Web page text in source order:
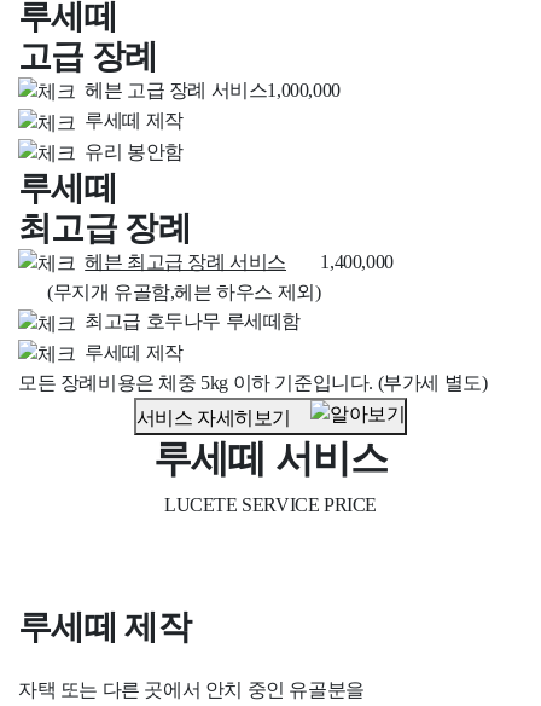
루세떼
고급 장례
헤븐 고급 장례 서비스
루세떼 제작
유리 봉안함
1,000,000
루세떼
최고급 장례
헤븐 최고급 장례 서비스
(무지개 유골함,헤븐 하우스 제외)
최고급 호두나무 루세떼함
루세떼 제작
1,400,000
모든 장례비용은 체중 5kg 이하 기준입니다. (부가세 별도)
서비스 자세히보기
루세떼 서비스
LUCETE SERVICE PRICE
루세떼 제작
자택 또는 다른 곳에서 안치 중인 유골분을